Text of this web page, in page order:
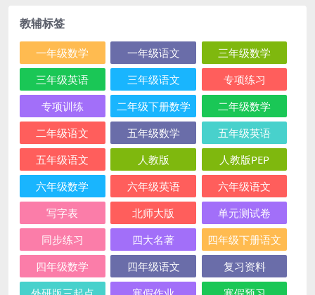
教辅标签
一年级数学 一年级语文
三年级数学
三年级英语
三年级语文
专项练习
专项训练
二年级下册数学
二年级数学
二年级语文
五年级数学
五年级英语
五年级语文
人教版
人教版PEP
六年级数学
六年级英语
六年级语文
写字表
北师大版
单元测试卷
同步练习
四大名著
四年级下册语文
四年级数学
四年级语文
复习资料